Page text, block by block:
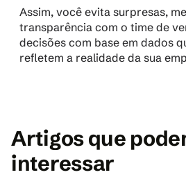
Assim, você evita surpresas,
transparência com o time de
decisões com base em dados
refletem a realidade da sua
Artigos que
interessar